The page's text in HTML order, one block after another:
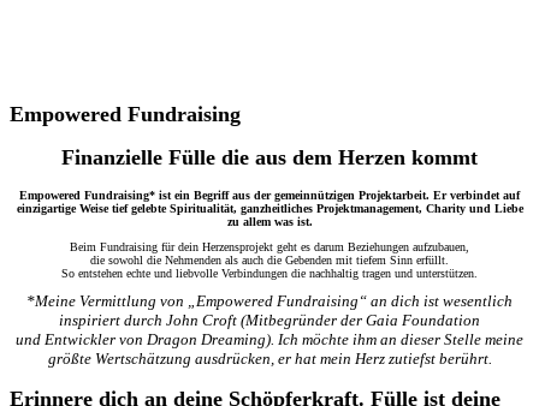
Empowered Fundraising
Finanzielle Fülle die aus dem Herzen kommt
Empowered Fundraising* ist ein Begriff aus der gemeinnützigen Projektarbeit. Er verbindet auf
einzigartige Weise tief gelebte Spiritualität, ganzheitliches Projektmanagement, Charity und Liebe
zu allem was ist.
Beim Fundraising für dein Herzensprojekt geht es darum Beziehungen aufzubauen,
die sowohl die Nehmenden als auch die Gebenden mit tiefem Sinn erfüllt.
So entstehen echte und liebvolle Verbindungen die nachhaltig tragen und unterstützen.
*Meine Vermittlung von „Empowered Fundraising“ an dich ist wesentlich
inspiriert durch John Croft (Mitbegründer der Gaia Foundation
und Entwickler von Dragon Dreaming). Ich möchte ihm an dieser Stelle meine
größte Wertschätzung ausdrücken, er hat mein Herz zutiefst berührt.
Erinnere dich an deine Schöpferkraft. Fülle ist deine